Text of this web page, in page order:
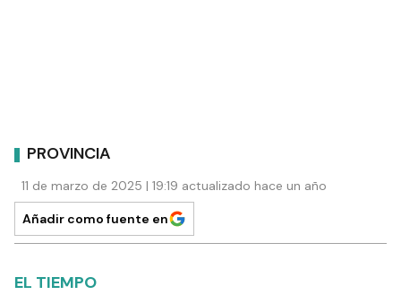
PROVINCIA
11 de marzo de 2025 | 19:19 actualizado hace un año
Añadir como fuente en
EL TIEMPO